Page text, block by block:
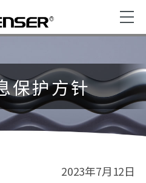
保护方针
2023年7月12日